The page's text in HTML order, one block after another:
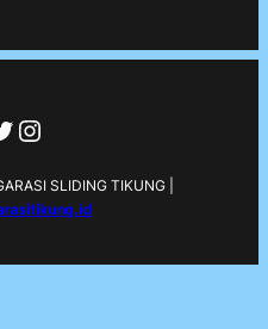
Instagram
SLIDING TIKUNG |